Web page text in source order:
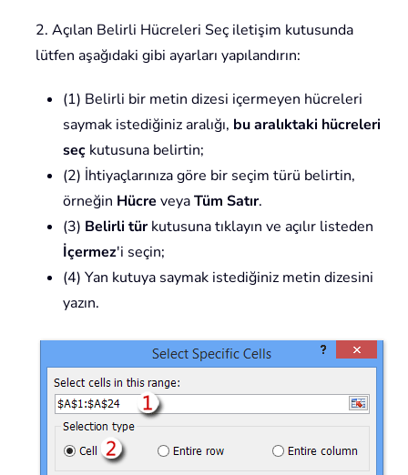
2. Açılan Belirli Hücreleri Seç iletişim kutusunda
lütfen aşağıdaki gibi ayarları yapılandırın:
(1) Belirli bir metin dizesi içermeyen hücreleri
saymak istediğiniz aralığı, bu aralıktaki hücreleri
seç kutusuna belirtin;
(2) İhtiyaçlarınıza göre bir seçim türü belirtin,
örneğin Hücre veyaTüm Satır.
(3) Belirli türkutusuna tıklayın ve açılır listeden
İçermez'i seçin;
(4) Yan kutuya saymak istediğiniz metin dizesini
yazın.